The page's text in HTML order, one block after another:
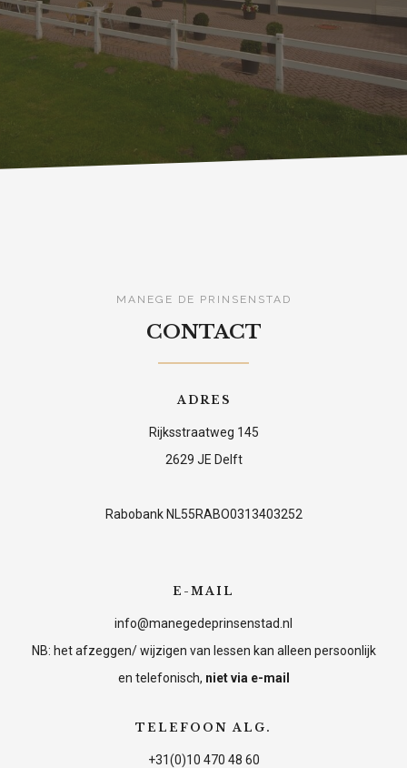
MANEGE DE PRINSENSTAD
CONTACT
ADRES
Rijksstraatweg 145
2629 JE Delft
Rabobank NL55RABO0313403252
E-MAIL
info@manegedeprinsenstad.nl
NB: het afzeggen/ wijzigen van lessen kan alleen persoonlijk
en telefonisch, niet via e-mail
TELEFOON ALG.
+31(0)10 470 48 60